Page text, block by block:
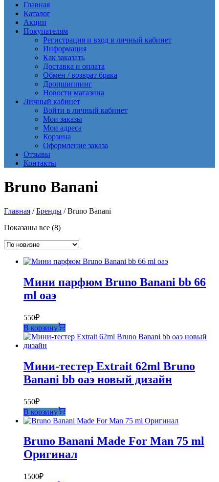
Главная
Каталог
Акции
Покупателям
Регистрация и вход в личный кабинет
Информация
Как заказать
Доставка и оплата
Обмен / возврат брака
Дропшиппинг
Новости магазина
Личный кабинет
Войти в личный кабинет
Мои заказы
Мои адреса
Корзина
Оформление заказа
Отзывы
Контакты
Bruno Banani
Главная /Бренды / Bruno Banani
Показаны все (8)Сортировка:
недавние
Мини парфюм Bruno Banani bb 66
ml оаэ
550₽
В корзину
Мини-тестер Extrait 62ml Bruno
Banani bb оаэ новый дизайн
550₽
В корзину
Bruno Banani Made For Man 75 ml
Оригинал
1500₽